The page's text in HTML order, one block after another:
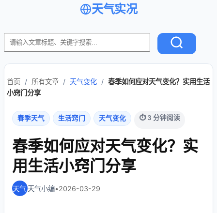
天气实况
首页 / 所有文章 / 天气变化 / 春季如何应对天气变化？实用生活
小窍门分享
春季天气 生活窍门 天气变化 ⏱ 3 分钟阅读
春季如何应对天气变化？实
用生活小窍门分享
天气小编•2026-03-29